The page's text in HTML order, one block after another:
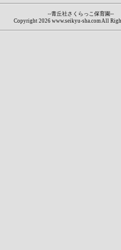
--青丘社さくらっこ保育園--
Copyright 2026 www.seikyu-sha.com All